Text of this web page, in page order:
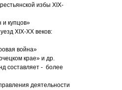
избы XIX-
и купцов»
XIX-XX веков:
война»
крае» и др.
составляет - более
деятельности